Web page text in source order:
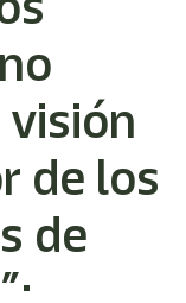
de los
de